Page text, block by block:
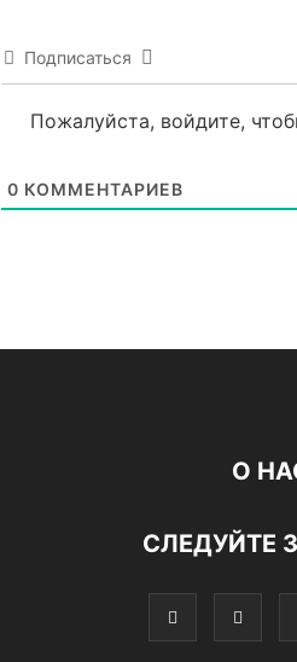
Подписаться
Пожалуйста, войдите,
0 КОММЕНТАРИЕВ
О
СЛЕДУЙТЕ